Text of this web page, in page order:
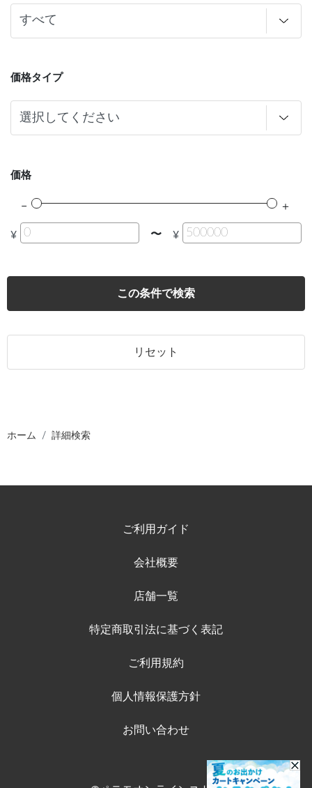
価格タイプ
価格
¥ 〜 ¥
この条件で検索
リセット
ホーム 詳細検索
ご利用ガイド
会社概要
店舗一覧
特定商取引法に基づく表記
ご利用規約
個人情報保護方針
お問い合わせ